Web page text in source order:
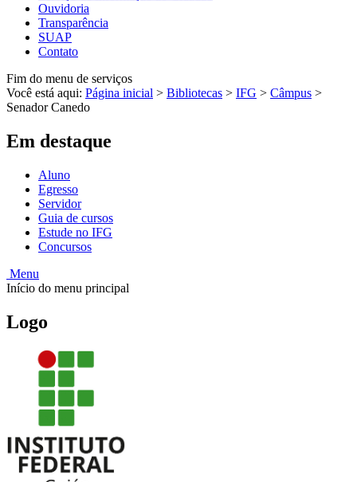
Ouvidoria
Transparência
SUAP
Contato
Fim do menu de serviços
Você está aqui: Página inicial > Bibliotecas > IFG > Câmpus >
Senador Canedo
Em destaque
Aluno
Egresso
Servidor
Guia de cursos
Estude no IFG
Concursos
Menu
Início do menu principal
Logo